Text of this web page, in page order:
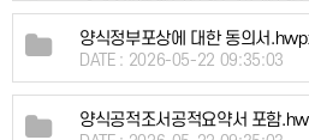
양식정부포상에 대한 동의서
DATE : 2026-05-22 09:35:03
양식공적조서공적요약서 포함